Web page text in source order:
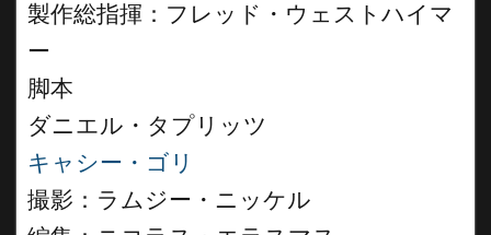
製作総指揮：フレッド・ウェストハイマ
ー
脚本
ダニエル・タプリッツ
キャシー・ゴリ
撮影：ラムジー・ニッケル